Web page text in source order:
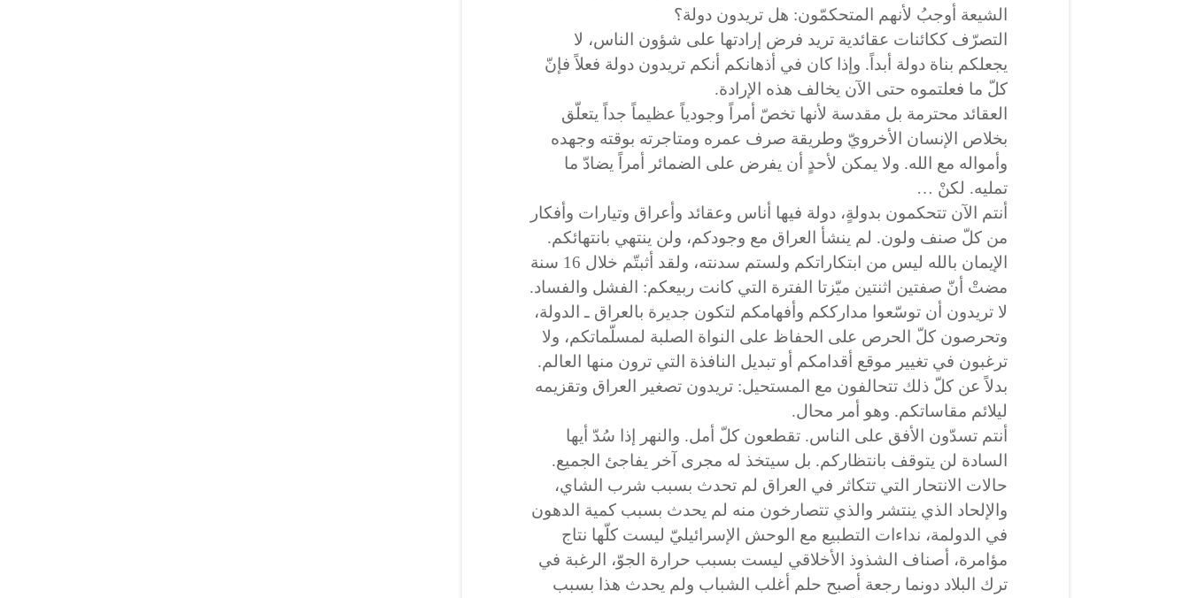
الشيعة أوجبُ لأنهم المتحكمّون: هل تريدون دولة؟
التصرّف ككائنات عقائدية تريد فرض إرادتها على شؤون الناس، لا
يجعلكم بناة دولة أبداً. وإذا كان في أذهانكم أنكم تريدون دولة فعلاً فإنّ
كلّ ما فعلتموه حتى الآن يخالف هذه الإرادة.
العقائد محترمة بل مقدسة لأنها تخصّ أمراً وجودياً عظيماً جداً يتعلّق
بخلاص الإنسان الأخرويّ وطريقة صرف عمره ومتاجرته بوقته وجهده
وأمواله مع الله. ولا يمكن لأحدٍ أن يفرض على الضمائر أمراً يضادّ ما
تمليه. لكنْ …
أنتم الآن تتحكمون بدولةٍ، دولة فيها أناس وعقائد وأعراق وتيارات وأفكار
من كلّ صنف ولون. لم ينشأ العراق مع وجودكم، ولن ينتهي بانتهائكم.
الإيمان بالله ليس من ابتكاراتكم ولستم سدنته، ولقد أثبتّم خلال 16 سنة
مضتْ أنّ صفتين اثنتين ميّزتا الفترة التي كانت ربيعكم: الفشل والفساد.
لا تريدون أن توسّعوا مدارككم وأفهامكم لتكون جديرة بالعراق ـ الدولة،
وتحرصون كلّ الحرص على الحفاظ على النواة الصلبة لمسلّماتكم، ولا
ترغبون في تغيير موقع أقدامكم أو تبديل النافذة التي ترون منها العالم.
بدلاً عن كلّ ذلك تتحالفون مع المستحيل: تريدون تصغير العراق وتقزيمه
ليلائم مقاساتكم. وهو أمر محال.
أنتم تسدّون الأفق على الناس. تقطعون كلّ أمل. والنهر إذا سُدّ أيها
السادة لن يتوقف بانتظاركم. بل سيتخذ له مجرى آخر يفاجئ الجميع.
حالات الانتحار التي تتكاثر في العراق لم تحدث بسبب شرب الشاي،
والإلحاد الذي ينتشر والذي تتصارخون منه لم يحدث بسبب كمية الدهون
في الدولمة، نداءات التطبيع مع الوحش الإسرائيليّ ليست كلّها نتاج
مؤامرة، أصناف الشذوذ الأخلاقي ليست بسبب حرارة الجوّ، الرغبة في
ترك البلاد دونما رجعة أصبح حلم أغلب الشباب ولم يحدث هذا بسبب